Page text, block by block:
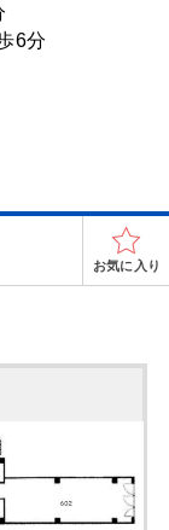
6分
お気に入り